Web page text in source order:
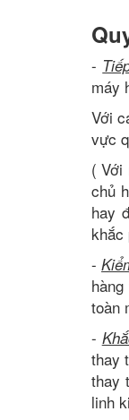
-
máy
Với
vực
( Với
chủ
hay
khắc
-
toàn
-
thay
thay
linh